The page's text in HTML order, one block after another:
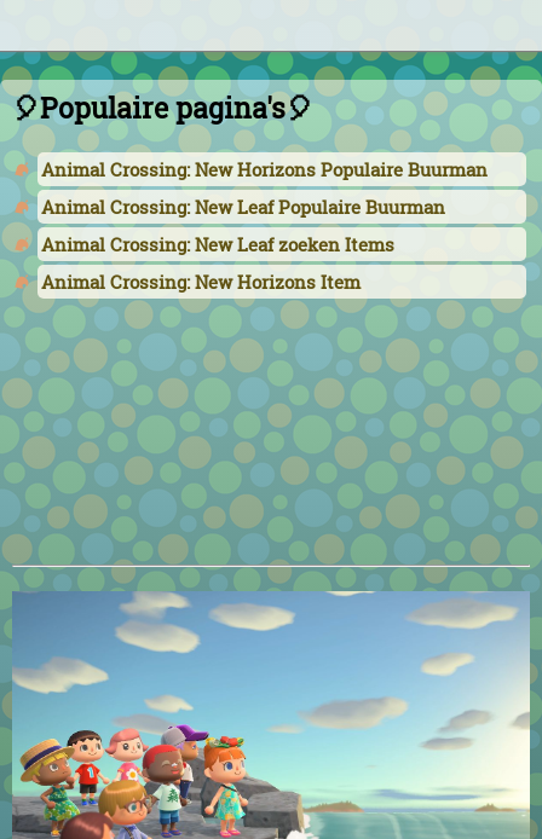
🎈Populaire pagina's🎈
Animal Crossing: New Horizons Populaire Buurman
Animal Crossing: New Leaf Populaire Buurman
Animal Crossing: New Leaf zoeken Items
Animal Crossing: New Horizons Item